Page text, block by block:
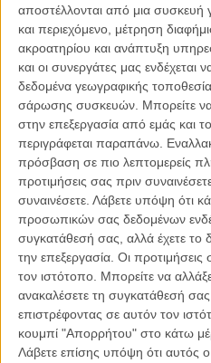
αποστέλλονται από μια συσκευή
και περιεχόμενο, μέτρηση
ακροατηρίου και ανάπτυξη
και οι συνεργάτες μας ενδέχεται
δεδομένα γεωγραφικής
σάρωσης συσκευών. Μπορείτε να
στην επεξεργασία από εμάς και
περιγράφεται παραπάνω.
πρόσβαση σε πιο λεπτομερείς
προτιμήσεις σας πριν
συναινέσετε. Λάβετε υπόψη ότι
προσωπικών σας δεδομένων
συγκατάθεσή σας, αλλά έχετε το
την επεξεργασία. Οι
τον ιστότοπο. Μπορείτε να
ανακαλέσετε τη συγκατάθεσή
επιστρέφοντας σε αυτόν τον
κουμπί "Απορρήτου" στο κάτω
Λάβετε επίσης υπόψη ότι αυτός
Οχι μόνο γιατί το «Ghost World»,
Κλόους υπήρξε μια από τις πιο
κινηματογραφικής ενηλικίωσης
School Confidential» ας το
γιατι η ιστορία του «άνεργου και
κάνοντας τον εαυτό του και τους
Γουίλσον χρειάζεται ακριβώς κάτι
ζωντανέψει σε όλο της το
Οσο για το ποιος θα είναι ο
«Wilson», ο Κλόους έχει τις δικές
Ρόμπερτ Φόρστερ θα ήταν
να έχουμε κάποιον σαν τον Τζακ
Αλεξάντερ είναι ιδιοφυής και
πρωταγωνιστή», δηλώνει ο Κλόους,
και περιμένει τη σειρά του για να
ετοιμάζοντας ταυτόχρονα το
του κόμικ με σκηνοθέτη τον Κρις